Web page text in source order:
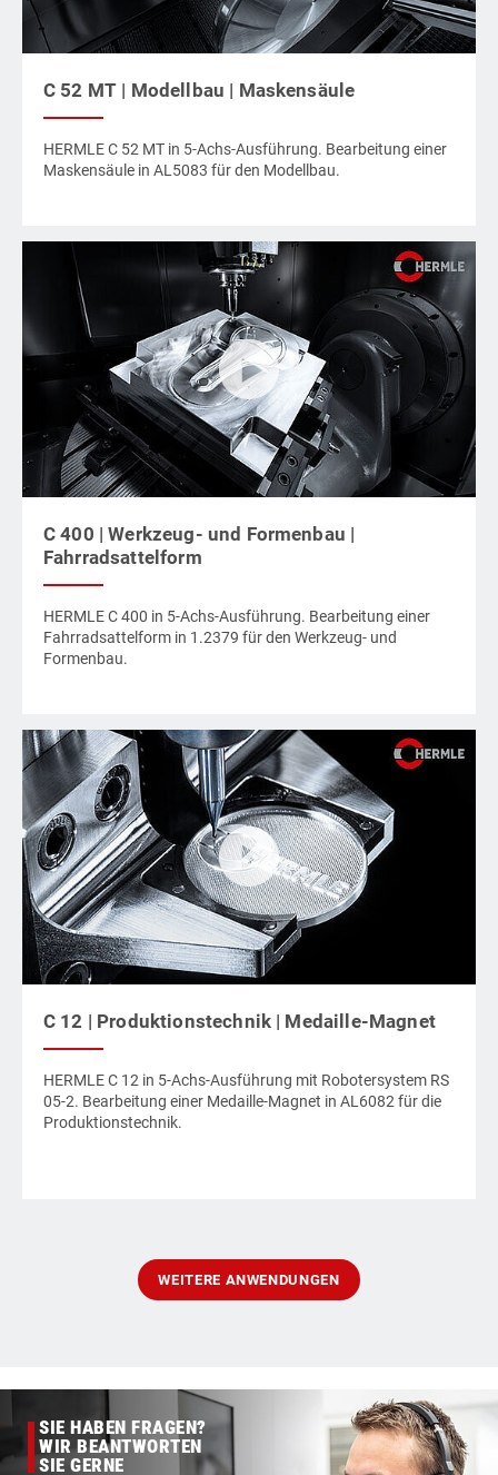
C 52 MT | Modellbau | Maskensäule
HERMLE C 52 MT in 5-Achs-Ausführung. Bearbeitung einer
Maskensäule in AL5083 für den Modellbau.
C 400 | Werkzeug- und Formenbau |
Fahrradsattelform
HERMLE C 400 in 5-Achs-Ausführung. Bearbeitung einer
Fahrradsattelform in 1.2379 für den Werkzeug- und
Formenbau.
C 12 | Produktionstechnik | Medaille-Magnet
HERMLE C 12 in 5-Achs-Ausführung mit Robotersystem RS
05-2. Bearbeitung einer Medaille-Magnet in AL6082 für die
Produktionstechnik.
WEITERE ANWENDUNGEN
SIE HABEN FRAGEN?
WIR BEANTWORTEN
SIE GERNE